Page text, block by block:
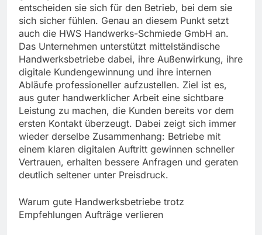
entscheiden sie sich für den Betrieb, bei dem sie
sich sicher fühlen. Genau an diesem Punkt setzt
auch die HWS Handwerks-Schmiede GmbH an.
Das Unternehmen unterstützt mittelständische
Handwerksbetriebe dabei, ihre Außenwirkung, ihre
digitale Kundengewinnung und ihre internen
Abläufe professioneller aufzustellen. Ziel ist es,
aus guter handwerklicher Arbeit eine sichtbare
Leistung zu machen, die Kunden bereits vor dem
ersten Kontakt überzeugt. Dabei zeigt sich immer
wieder derselbe Zusammenhang: Betriebe mit
einem klaren digitalen Auftritt gewinnen schneller
Vertrauen, erhalten bessere Anfragen und geraten
deutlich seltener unter Preisdruck.
Warum gute Handwerksbetriebe trotz
Empfehlungen Aufträge verlieren